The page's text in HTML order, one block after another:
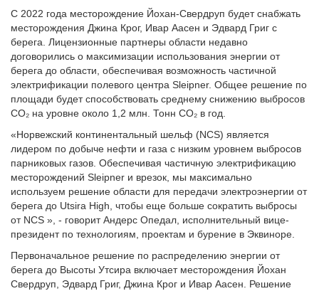
С 2022 года месторождение Йохан-Свердруп будет снабжать
месторождения Джина Крог, Ивар Аасен и Эдвард Григ с
берега. Лицензионные партнеры области недавно
договорились о максимизации использования энергии от
берега до области, обеспечивая возможность частичной
электрификации полевого центра Sleipner. Общее решение по
площади будет способствовать среднему снижению выбросов
CO₂ на уровне около 1,2 млн. Тонн CO₂ в год.
«Норвежский континентальный шельф (NCS) является
лидером по добыче нефти и газа с низким уровнем выбросов
парниковых газов. Обеспечивая частичную электрификацию
месторождений Sleipner и врезок, мы максимально
используем решение области для передачи электроэнергии от
берега до Utsira High, чтобы еще больше сократить выбросы
от NCS », - говорит Андерс Опедал, исполнительный вице-
президент по технологиям, проектам и бурение в Эквиноре.
Первоначальное решение по распределению энергии от
берега до Высоты Утсира включает месторождения Йохан
Свердруп, Эдвард Григ, Джина Крог и Ивар Аасен. Решение